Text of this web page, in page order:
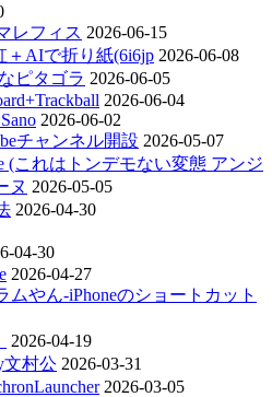
レフィス 2026-06-15
＋AIで折り紙(6i6jp 2026-06-08
ピタゴラ 2026-06-05
2026-06-04
2026-06-02
チャンネル開設 2026-05-07
(これはトンデモない変態 アンジ
ヌ 2026-05-05
2026-04-30
04-30
2026-04-27
ムやん-iPhoneのショートカット
2026-04-19
文村公 2026-03-31
2026-03-05